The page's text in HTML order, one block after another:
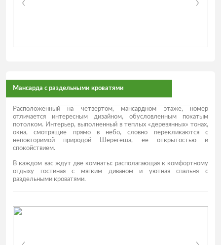
Мансарда с раздельными кроватями
Расположенный на четвертом, мансардном этаже, номер
отличается интересным дизайном, обусловленным покатым
потолком. Интерьер, выполненный в теплых «деревянных» тонах,
окна, смотрящие прямо в небо, словно перекликаются с
неповторимой природой Шерегеша, ее открытостью и
спокойствием.
В каждом вас ждут две комнаты: располагающая к комфортному
отдыху гостиная с мягким диваном и уютная спальня с
раздельными кроватями.